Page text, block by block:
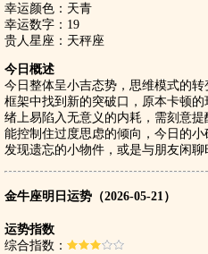
幸运颜色：天青
幸运数字：19
贵人星座：天秤座
今日概述
今日整体呈小吉态势，思维模式的
框架中找到新的突破口，原本卡顿
绪上易陷入无意义的内耗，需刻意
能控制住过度思虑的倾向，今日的
发现遗忘的小物件，或是与朋友闲聊
金牛座明日运势（2026-05-21）
运势指数
综合指数：